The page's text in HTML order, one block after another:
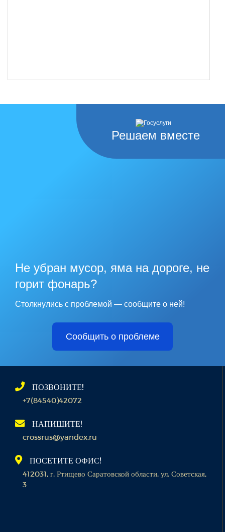
Решаем вместе
Не убран мусор, яма на дороге, не
горит фонарь?
Столкнулись с проблемой — сообщите о ней!
Сообщить о проблеме
ПОЗВОНИТЕ!
+7(84540)42072
НАПИШИТЕ!
crossrus@yandex.ru
ПОСЕТИТЕ ОФИС!
412031, г. Ртищево Саратовской области, ул. Советская,
3